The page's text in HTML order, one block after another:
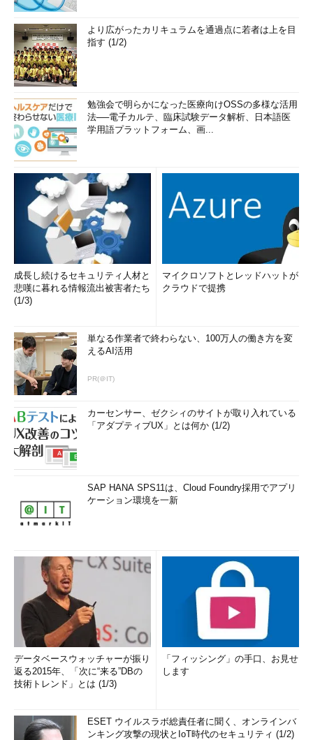
より広がったカリキュラムを通過点に若者は上を目
指す (1/2)
勉強会で明らかになった医療向けOSSの多様な活用
法──電子カルテ、臨床試験データ解析、日本語医
学用語プラットフォーム、画...
成長し続けるセキュリティ人材と
悲嘆に暮れる情報流出被害者たち
(1/3)
マイクロソフトとレッドハットが
クラウドで提携
単なる作業者で終わらない、100万人の働き方を変
えるAI活用
PR(＠IT)
カーセンサー、ゼクシィのサイトが取り入れている
「アダプティブUX」とは何か (1/2)
SAP HANA SPS11は、Cloud Foundry採用でアプリ
ケーション環境を一新
データベースウォッチャーが振り
返る2015年、「次に“来る”DBの
技術トレンド」とは (1/3)
「フィッシング」の手口、お見せ
します
ESET ウイルスラボ総責任者に聞く、オンラインバ
ンキング攻撃の現状とIoT時代のセキュリティ (1/2)